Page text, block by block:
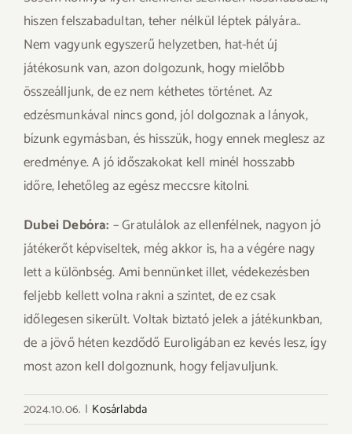
hiszen felszabadultan, teher nélkül léptek pályára..
Nem vagyunk egyszerű helyzetben, hat-hét új
játékosunk van, azon dolgozunk, hogy mielőbb
összeálljunk, de ez nem kéthetes történet. Az
edzésmunkával nincs gond, jól dolgoznak a lányok,
bízunk egymásban, és hisszük, hogy ennek meglesz az
eredménye. A jó időszakokat kell minél hosszabb
időre, lehetőleg az egész meccsre kitolni.
Dubei Debóra: – Gratulálok az ellenfélnek, nagyon jó
játékerőt képviseltek, még akkor is, ha a végére nagy
lett a különbség. Ami bennünket illet, védekezésben
feljebb kellett volna rakni a szintet, de ez csak
időlegesen sikerült. Voltak biztató jelek a játékunkban,
de a jövő héten kezdődő Euroligában ez kevés lesz, így
most azon kell dolgoznunk, hogy feljavuljunk.
2024.10.06. | Kosárlabda